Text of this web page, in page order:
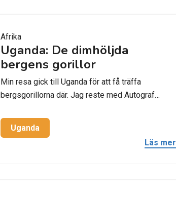
Afrika
Uganda: De dimhöljda
bergens gorillor
Min resa gick till Uganda för att få träffa
bergsgorillorna där. Jag reste med Autograf…
Uganda
Läs mer